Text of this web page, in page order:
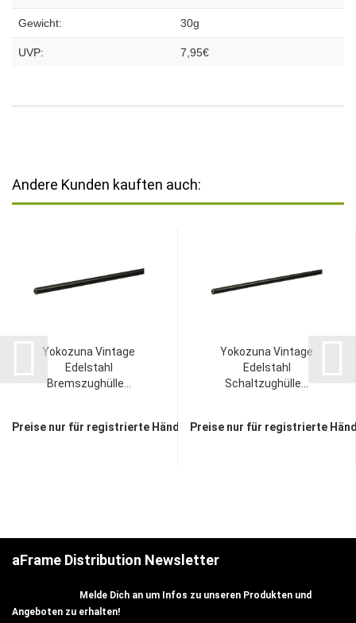
Gewicht: 30g
UVP: 7,95€
Andere Kunden kauften auch:
Yokozuna Vintage
Edelstahl
Bremszughülle...
Preise nur für registrierte Händler sichtbar
Yokozuna Vintage
Edelstahl
Schaltzughülle...
Preise nur für registrierte
aFrame Distribution Newsletter
Melde Dich an um Infos zu unseren Produkten und
Angeboten zu erhalten!